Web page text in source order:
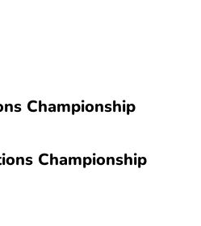
Championship
Championship